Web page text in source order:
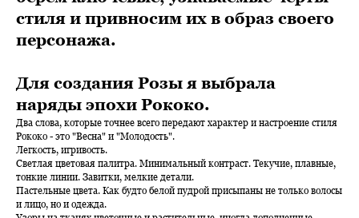
стиля и привносим их в образ своего
персонажа.
Для создания Розы я выбрала
наряды эпохи Рококо.
Два слова, которые точнее всего передают характер и настроение стиля
Рококо - это "Весна" и "Молодость".
Легкость, игривость.
Светлая цветовая палитра. Минимальный контраст. Текучие, плавные,
тонкие линии. Завитки, мелкие детали.
Пастельные цвета. Как будто белой пудрой присыпаны не только волосы
и лицо, но и одежда.